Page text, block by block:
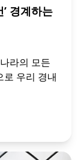
경계하는
라의 모든
우리 경내